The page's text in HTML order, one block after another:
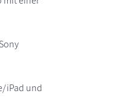
iPad und